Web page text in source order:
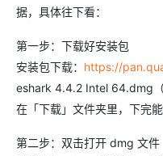
据，具体往下看：
第一步：下载好安装包
安装包下载： https://
eshark 4.4.2 Intel 64.dmg
在「下载」文件夹里，下完
第二步：双击打开 dmg 文件